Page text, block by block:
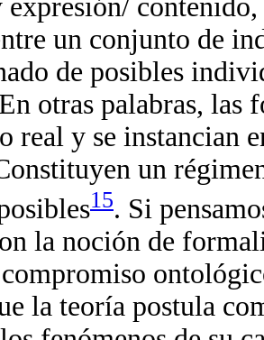
expresión/
un conjunto de
de posibles
otras palabras,
real y se instancian
un
15. Si
la noción de
la teoría postula